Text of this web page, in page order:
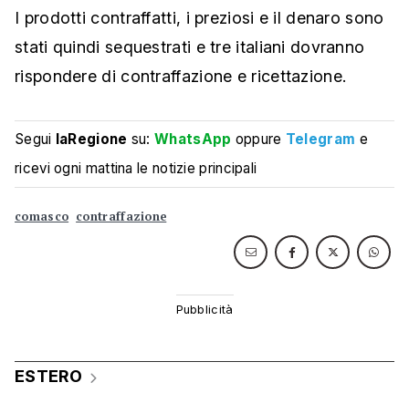
I prodotti contraffatti, i preziosi e il denaro sono
stati quindi sequestrati e tre italiani dovranno
rispondere di contraffazione e ricettazione.
Segui laRegione su:WhatsApp oppure Telegram e
ricevi ogni mattina le notizie principali
comasco contraffazione
ESTERO